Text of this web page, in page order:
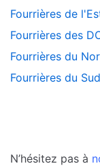
Fourrières de
Fourrières des
Fourrières du
Fourrières du
N’hésitez pas à